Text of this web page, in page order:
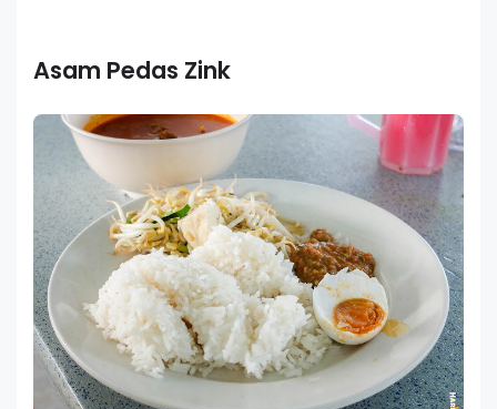
Asam Pedas Zink